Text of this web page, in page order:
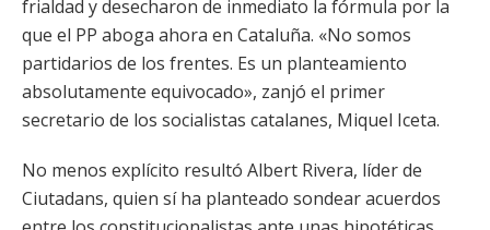
frialdad y desecharon de inmediato la fórmula por la
que el PP aboga ahora en Cataluña. «No somos
partidarios de los frentes. Es un planteamiento
absolutamente equivocado», zanjó el primer
secretario de los socialistas catalanes, Miquel Iceta.
No menos explícito resultó Albert Rivera, líder de
Ciutadans, quien sí ha planteado sondear acuerdos